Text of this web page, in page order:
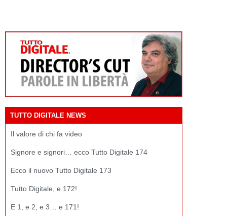
TUTTO DIGITALE NEWS
Il valore di chi fa video
Signore e signori… ecco Tutto Digitale 174
Ecco il nuovo Tutto Digitale 173
Tutto Digitale, e 172!
E 1, e 2, e 3… e 171!